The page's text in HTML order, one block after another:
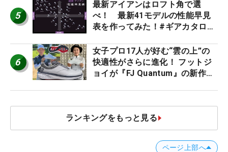
5
最新アイアンはロフト角で選
べ！ 最新41モデルの性能早見
表を作ってみた！#ギアカタログ
6
女子プロ17人が好む“雲の上”の
快適性がさらに進化！ フットジ
ョイが『FJ Quantum』の新作を
ランキングをもっと見る
ページ上部へ